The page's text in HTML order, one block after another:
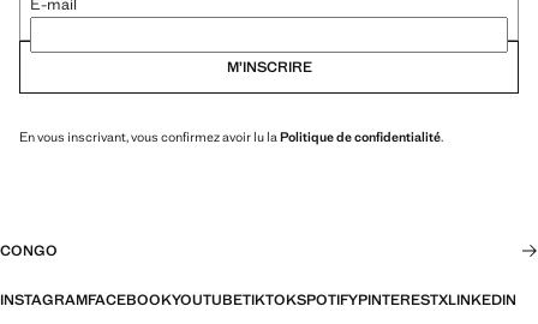
M’INSCRIRE
En vous inscrivant, vous confirmez avoir lu la Politique de confidentialité.
CONGO
INSTAGRAMFACEBOOKYOUTUBETIKTOKSPOTIFYPINTERESTXLINKEDIN